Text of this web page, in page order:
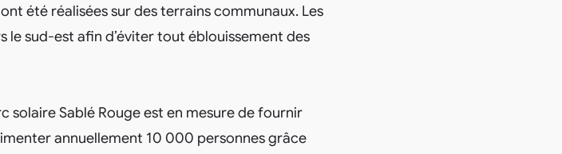
été réalisées sur des terrains communaux. Les
le sud-est afin d’éviter tout éblouissement des
solaire Sablé Rouge est en mesure de fournir
annuellement 10 000 personnes grâce